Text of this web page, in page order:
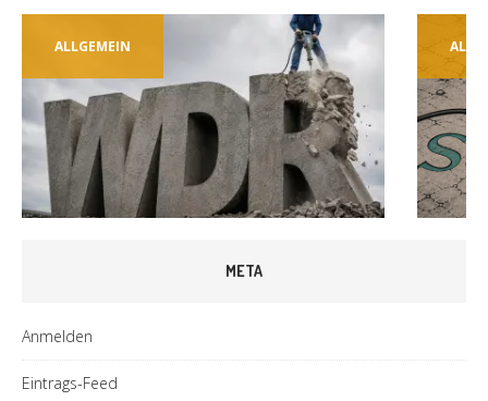
ALLGEMEIN
META
Anmelden
Eintrags-Feed